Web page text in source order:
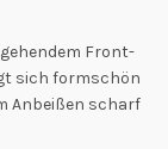
Front-
sich formschön
Anbeißen scharf